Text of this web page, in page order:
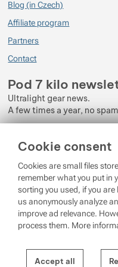
Cookie consent
Cookies are small files
remember what you put in
sorting you used, if you
us anonymously analyze
improve ad relevance.
process them. More
Settings per
Accept all
(Autorka recenze dlouhodobě a
na cesty můžete najít na jejím
www.ultraviktorka.net)
Blog (in Czech)
Affiliate program
Partners
Contact
Pod 7 kilo
Ultralight gear news.
A few times a year, no
Personal Data.
Login